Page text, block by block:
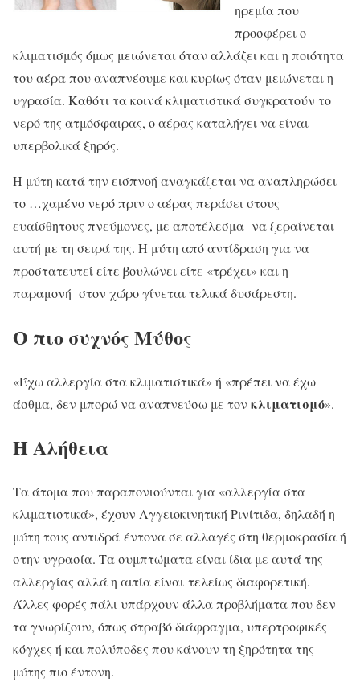
ηρεμία που
προσφέρει ο
κλιματισμός όμως μειώνεται όταν αλλάζει και η ποιότητα
του αέρα που αναπνέουμε και κυρίως όταν μειώνεται η
υγρασία. Καθότι τα κοινά κλιματιστικά συγκρατούν το
νερό της ατμόσφαιρας, ο αέρας καταλήγει να είναι
υπερβολικά ξηρός.
Η μύτη κατά την εισπνοή αναγκάζεται να αναπληρώσει
το …χαμένο νερό πριν ο αέρας περάσει στους
ευαίσθητους πνεύμονες, με αποτέλεσμα να ξεραίνεται
αυτή με τη σειρά της. Η μύτη από αντίδραση για να
προστατευτεί είτε βουλώνει είτε «τρέχει» και η
παραμονή στον χώρο γίνεται τελικά δυσάρεστη.
Ο πιο συχνός Μύθος
«Έχω αλλεργία στα κλιματιστικά» ή «πρέπει να έχω
άσθμα, δεν μπορώ να αναπνεύσω με τον κλιματισμό».
Η Αλήθεια
Τα άτομα που παραπονιούνται για «αλλεργία στα
κλιματιστικά», έχουν Αγγειοκινητική Ρινίτιδα, δηλαδή η
μύτη τους αντιδρά έντονα σε αλλαγές στη θερμοκρασία ή
στην υγρασία. Τα συμπτώματα είναι ίδια με αυτά της
αλλεργίας αλλά η αιτία είναι τελείως διαφορετική.
Άλλες φορές πάλι υπάρχουν άλλα προβλήματα που δεν
τα γνωρίζουν, όπως στραβό διάφραγμα, υπερτροφικές
κόγχες ή και πολύποδες που κάνουν τη ξηρότητα της
μύτης πιο έντονη.